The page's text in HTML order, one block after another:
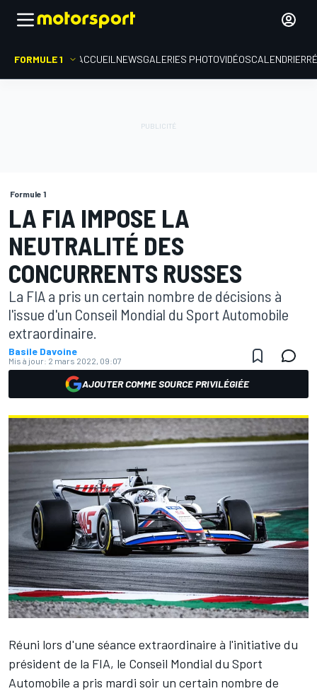
FORMULE 1 ACCUEIL NEWSGALERIES PHOTOVIDÉOSCALENDRIER
Formule 1
LA FIA IMPOSE LA
NEUTRALITÉ DES
CONCURRENTS RUSSES
La FIA a pris un certain nombre de décisions à
l'issue d'un Conseil Mondial du Sport Automobile
extraordinaire.
Basile Davoine
Mis à jour: 2 mars 2022, 09:07
AJOUTER COMME SOURCE PRIVILÉGIÉE
Réuni lors d'une séance extraordinaire à l'initiative du
président de la FIA, le Conseil Mondial du Sport
Automobile a pris mardi soir un certain nombre de